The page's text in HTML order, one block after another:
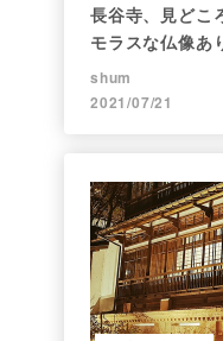
長谷寺、見どこ
モラスな仏像あ
shum
2021/07/21